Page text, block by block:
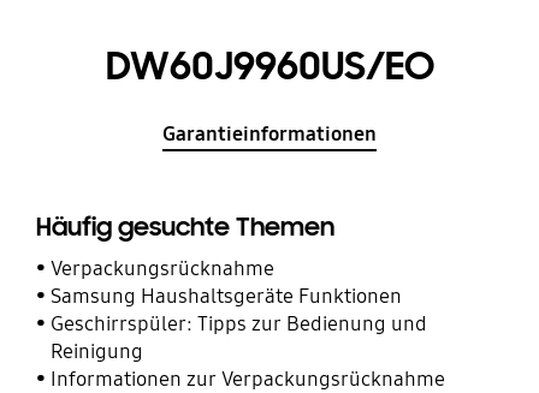
DW60J9960US/EO
Garantieinformationen
Häufig gesuchte Themen
Verpackungsrücknahme
Samsung Haushaltsgeräte Funktionen
Geschirrspüler: Tipps zur Bedienung und
Reinigung
Informationen zur Verpackungsrücknahme